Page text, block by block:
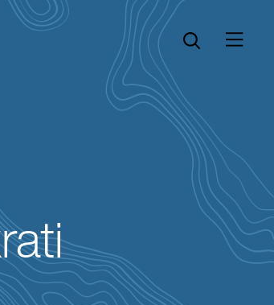
Öppna sök
Öppna menyn